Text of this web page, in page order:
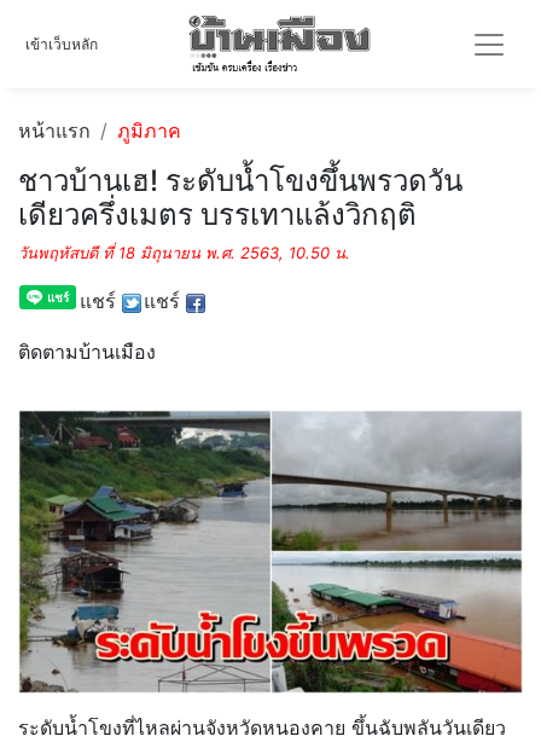
เข้าเว็บหลัก
หน้าแรก ภูมิภาค
ชาวบ้านเฮ! ระดับน้ำโขงขึ้นพรวดวัน
เดียวครึ่งเมตร บรรเทาแล้งวิกฤติ
วันพฤหัสบดี ที่ 18 มิถุนายน พ.ศ. 2563, 10.50 น.
แชร์ แชร์
ติดตามบ้านเมือง
ระดับน้ำโขงที่ไหลผ่านจังหวัดหนองคาย ขึ้นฉับพลันวันเดียว